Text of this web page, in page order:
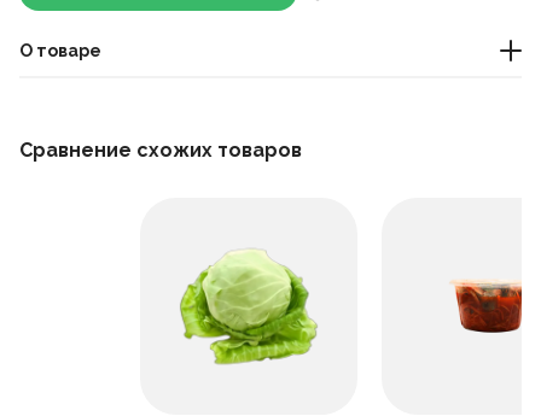
О товаре
Сравнение схожих товаров